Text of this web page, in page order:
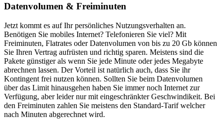
Datenvolumen & Freiminuten
Jetzt kommt es auf Ihr persönliches Nutzungsverhalten an.
Benötigen Sie mobiles Internet? Telefonieren Sie viel? Mit
Freiminuten, Flatrates oder Datenvolumen von bis zu 20 Gb können
Sie Ihren Vertrag aufrüsten und richtig sparen. Meistens sind die
Pakete günstiger als wenn Sie jede Minute oder jedes Megabyte
abrechnen lassen. Der Vorteil ist natürlich auch, dass Sie ihr
Kontingent frei nutzen können. Sollten Sie beim Datenvolumen
über das Limit hinausgehen haben Sie immer noch Internet zur
Verfügung, aber leider nur mit eingeschränkter Geschwindikeit. Bei
den Freiminuten zahlen Sie meistens den Standard-Tarif welcher
nach Minuten abgerechnet wird.